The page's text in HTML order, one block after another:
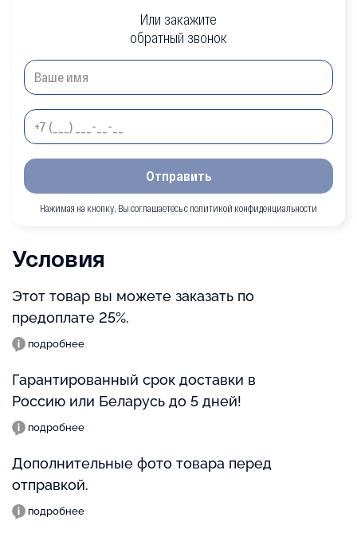
Или закажите
обратный звонок
Отправить
Нажимая на кнопку, Вы соглашаетесь с политикой конфиденциальности
Условия
Этот товар вы можете заказать по
предоплате 25%.
подробнее
Гарантированный срок доставки в
Россию или Беларусь до 5 дней!
подробнее
Дополнительные фото товара перед
отправкой.
подробнее